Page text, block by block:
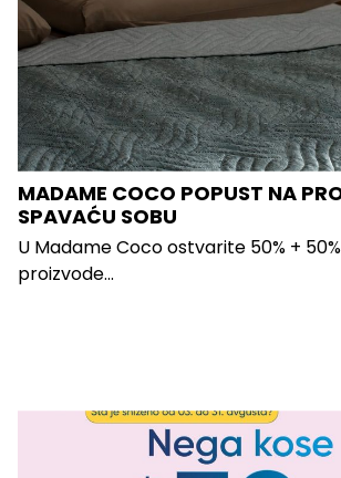
MADAME COCO POPUST NA
SPAVAĆU SOBU
U Madame Coco ostvarite 50% +
proizvode...